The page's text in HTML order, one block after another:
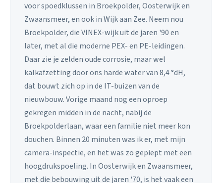
voor spoedklussen in Broekpolder, Oosterwijk en
Zwaansmeer, en ook in Wijk aan Zee. Neem nou
Broekpolder, die VINEX-wijk uit de jaren '90 en
later, met al die moderne PEX- en PE-leidingen.
Daar zie je zelden oude corrosie, maar wel
kalkafzetting door ons harde water van 8,4 °dH,
dat bouwt zich op in de IT-buizen van de
nieuwbouw. Vorige maand nog een oproep
gekregen midden in de nacht, nabij de
Broekpolderlaan, waar een familie niet meer kon
douchen. Binnen 20 minuten was ik er, met mijn
camera-inspectie, en het was zo gepiept met een
hoogdrukspoeling. In Oosterwijk en Zwaansmeer,
met die bebouwing uit de jaren '70, is het vaak een